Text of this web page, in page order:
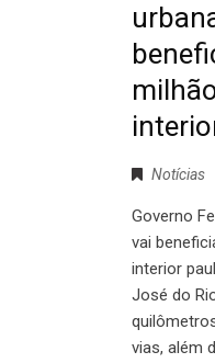
Notícias
Governo
vai
interior
José do
vias, além